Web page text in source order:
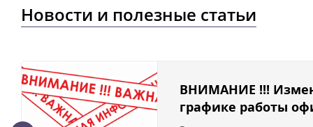
Новости и полезные статьи
ВНИМАНИЕ !!!
графике работы